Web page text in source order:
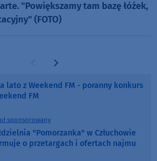
"Powiększamy tam bazę łóżek,
(FOTO)
Poprzednia strona
Następna strona
lato z Weekend FM - poranny konkurs
FM
sponsorowany
"Pomorzanka" w Człuchowie
o przetargach i ofertach najmu